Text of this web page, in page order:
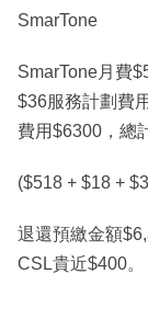
SmarTone
SmarTone月費
$36服務計劃費
費用$6300，總
($518 + $18 +
退還預繳金額
CSL貴近$400。